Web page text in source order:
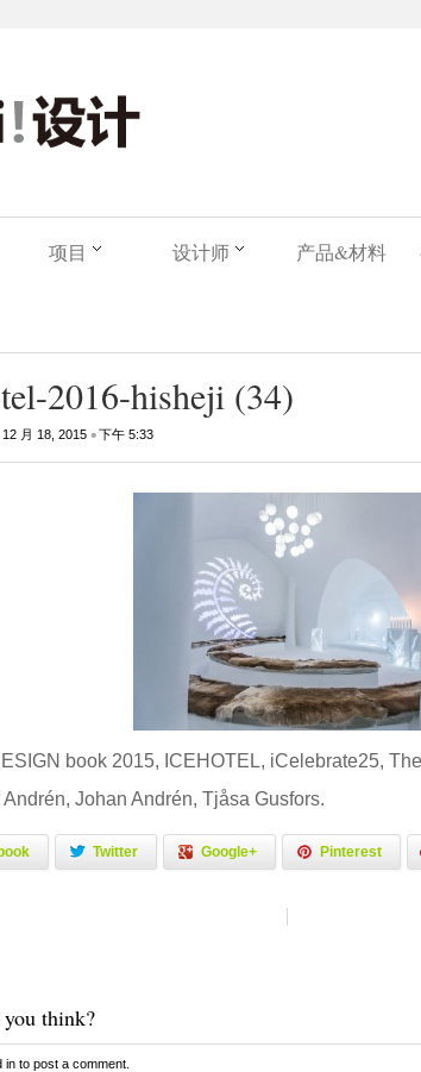
项目 设计师 产品&材料
2016-hisheji (34)
12 月 18, 2015•下午 5:33
book 2015, ICEHOTEL, iCelebrate25,
Andrén, Johan Andrén, Tjåsa Gusfors.
Twitter Google+ Pinterest
think?
into post a comment.